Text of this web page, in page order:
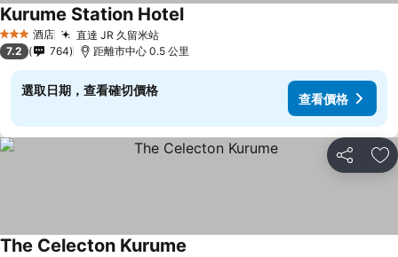
3 星級 酒店 直達 JR 久留米站查看價格
Kurume Station Hotel查看價格
7.2 764 距離市中心 0.5 公里
選取日期，查看確切價格
查看價格
分享 放
The Celecton Kurume